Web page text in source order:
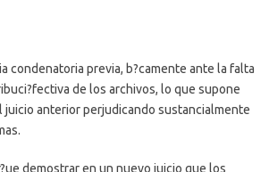
condenatoria previa, b?camente ante la falta
de los archivos, lo que supone
anterior perjudicando sustancialmente
demostrar en un nuevo juicio que los